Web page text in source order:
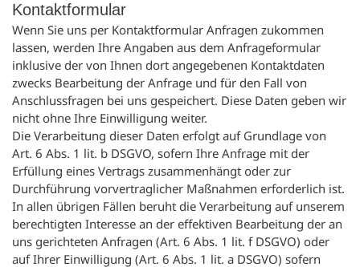
Kontaktformular
Wenn Sie uns per Kontaktformular Anfragen zukommen
lassen, werden Ihre Angaben aus dem Anfrageformular
inklusive der von Ihnen dort angegebenen Kontaktdaten
zwecks Bearbeitung der Anfrage und für den Fall von
Anschlussfragen bei uns gespeichert. Diese Daten geben wir
nicht ohne Ihre Einwilligung weiter.
Die Verarbeitung dieser Daten erfolgt auf Grundlage von
Art. 6 Abs. 1 lit. b DSGVO, sofern Ihre Anfrage mit der
Erfüllung eines Vertrags zusammenhängt oder zur
Durchführung vorvertraglicher Maßnahmen erforderlich ist.
In allen übrigen Fällen beruht die Verarbeitung auf unserem
berechtigten Interesse an der effektiven Bearbeitung der an
uns gerichteten Anfragen (Art. 6 Abs. 1 lit. f DSGVO) oder
auf Ihrer Einwilligung (Art. 6 Abs. 1 lit. a DSGVO) sofern